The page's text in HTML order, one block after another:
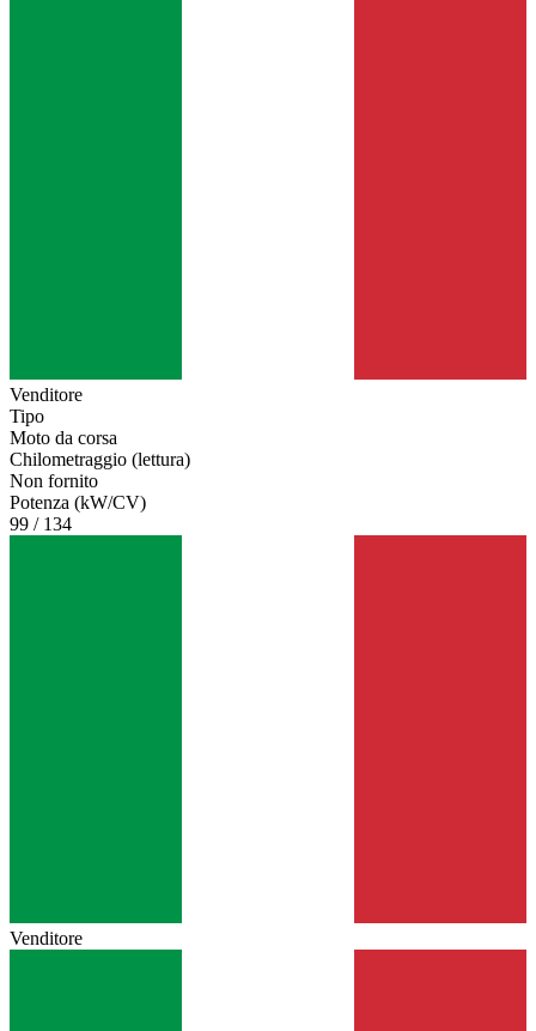
Venditore
Tipo
Moto da corsa
Chilometraggio (lettura)
Non fornito
Potenza (kW/CV)
99 / 134
Venditore